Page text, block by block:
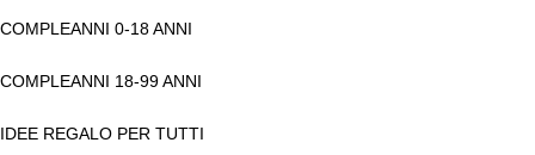
COMPLEANNI 0-18 ANNI
COMPLEANNI 18-99 ANNI
IDEE REGALO PER TUTTI